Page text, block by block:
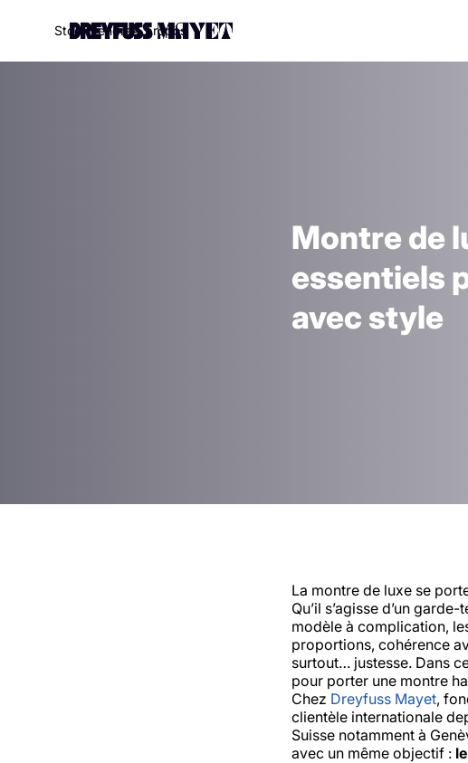
Sto c kVendr e À prop os
Montre de
essentiels
avec style
La montre de luxe se
Qu’il s’agisse d’un
modèle à complication,
proportions, cohérence
surtout… justesse. Dans
pour porter une montre
Chez Dreyfuss Mayet,
clientèle internationale
Suisse notamment à
avec un même objectif :